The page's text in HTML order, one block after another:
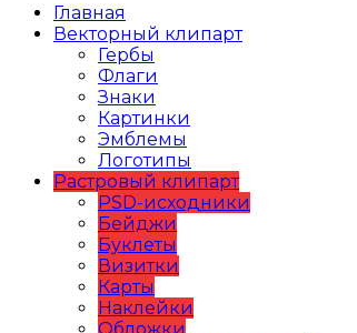
Главная
Векторный клипарт
Гербы
Флаги
Знаки
Картинки
Эмблемы
Логотипы
Растровый клипарт
PSD-исходники
Бейджи
Буклеты
Визитки
Карты
Наклейки